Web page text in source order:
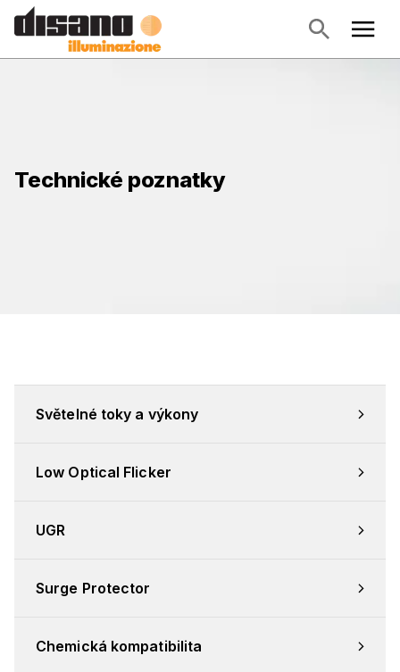
Technické poznatky
Světelné toky a výkony
Low Optical Flicker
UGR
Surge Protector
Chemická kompatibilita